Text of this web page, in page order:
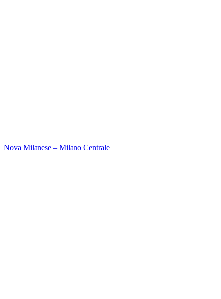
Nova Milanese – Milano Centrale